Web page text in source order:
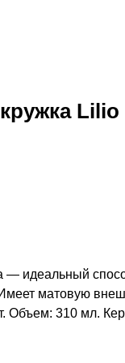
Lilio
— идеальный
матовую
Объем: 310 мл.